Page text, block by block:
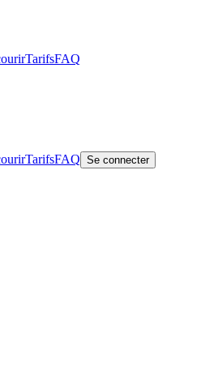
TarifsFAQ
TarifsFAQ Se connecter